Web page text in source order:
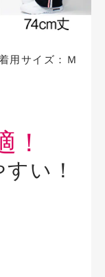
用サイズ：Ｍ
！
い！